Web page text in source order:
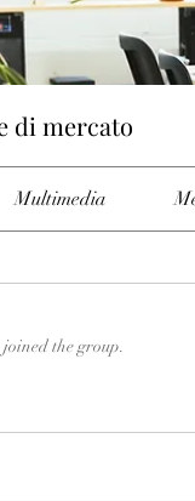
di mercato
Multimedia
joined the group.